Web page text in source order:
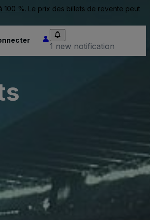
100 %. Le prix des billets de revente peut
1 new notification